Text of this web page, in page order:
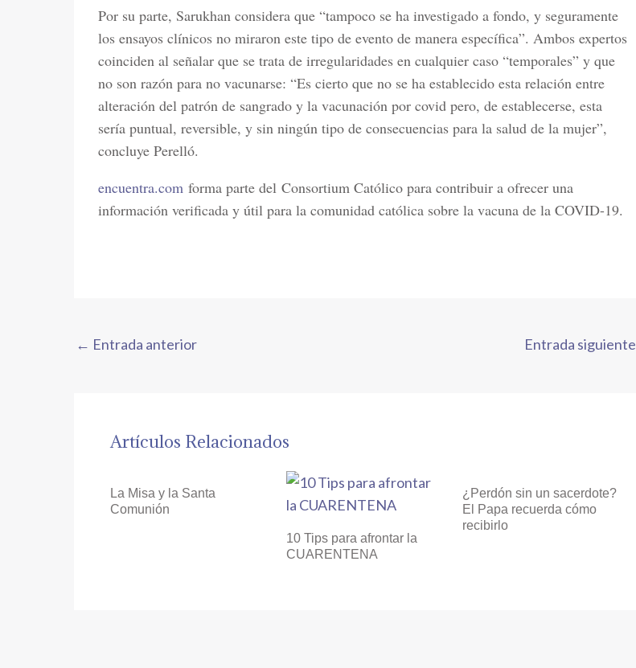
Por su parte, Sarukhan considera que “tampoco se ha investigado a fondo, y seguramente
los ensayos clínicos no miraron este tipo de evento de manera específica”. Ambos expertos
coinciden al señalar que se trata de irregularidades en cualquier caso “temporales” y que
no son razón para no vacunarse: “Es cierto que no se ha establecido esta relación entre
alteración del patrón de sangrado y la vacunación por covid pero, de establecerse, esta
sería puntual, reversible, y sin ningún tipo de consecuencias para la salud de la mujer”,
concluye Perelló.
encuentra.com forma parte del Consortium Católico para contribuir a ofrecer una
información verificada y útil para la comunidad católica sobre la vacuna de la COVID-19.
← Entrada anterior Entrada siguiente
Artículos Relacionados
La Misa y la Santa
Comunión
10 Tips para afrontar la
CUARENTENA
¿Perdón sin un sacerdote?
El Papa recuerda cómo
recibirlo